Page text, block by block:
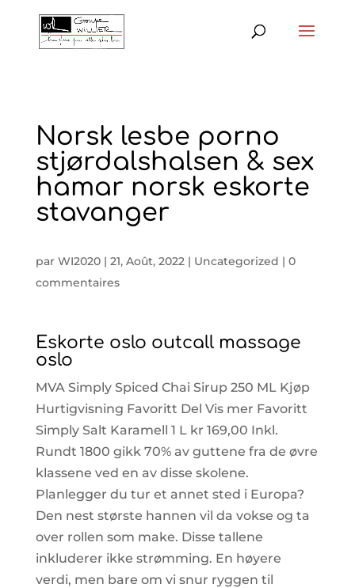
Norsk lesbe porno
stjørdalshalsen & sex
hamar norsk eskorte
stavanger
par WI2020| 21, Août, 2022| Uncategorized | 0
commentaires
Eskorte oslo outcall massage
oslo
MVA Simply Spiced Chai Sirup 250 ML Kjøp
Hurtigvisning Favoritt Del Vis mer Favoritt
Simply Salt Karamell 1 L kr 169,00 Inkl.
Rundt 1800 gikk 70% av guttene fra de øvre
klassene ved en av disse skolene.
Planlegger du tur et annet sted i Europa?
Den nest største hannen vil da vokse og ta
over rollen som make. Disse tallene
inkluderer ikke strømming. En høyere
verdi, men bare om vi snur ryggen til